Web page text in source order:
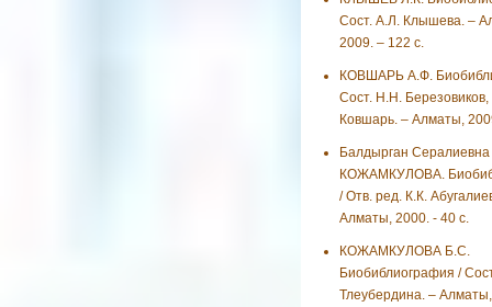
Сост. А.Л. Клышева. –
2009. – 122 с.
КОВШАРЬ А.Ф.
Сост. Н.Н.
Ковшарь. – Алматы,
Балдырган Сералиевна
КОЖАМКУЛОВА.
/ Отв. ред. К.К.
Алматы, 2000. - 40 с.
КОЖАМКУЛОВА Б.С.
Биобиблиография /
Тлеубердина. –